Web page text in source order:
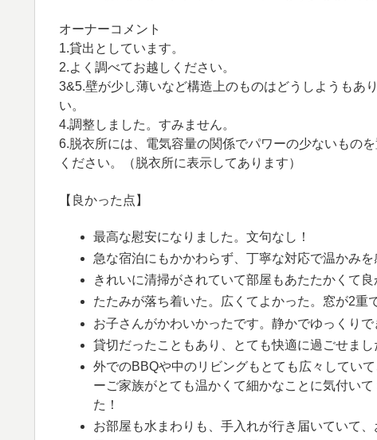
オーナーコメント
1.貸出としています。
2.よく調べてお越しください。
3&5.壁が少し薄いなど構造上のものはどうしようもあ
い。
4.調整しました。すみません。
6.脱衣所には、電気容量の関係でパワーの少ないもの
ください。（脱衣所に表示してあります）
【良かった点】
最高な慰安になりました。文句なし！
急な宿泊にもかかわらず、丁寧な対応で温かみを
きれいに清掃がされていて部屋もあたたかくて良
たたみが落ち着いた。広くてよかった。窓が2重
お子さんがかわいかったです。静かでゆっくり
貸切だったこともあり、とても快適に過ごせまし
外でのBBQや中のリビングもとても広々してい
ーご家族がとても温かくて細かなことに気付い
た！
お部屋も水まわりも、手入れが行き届いていて